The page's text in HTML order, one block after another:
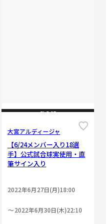
CLOSE
大宮アルディージャ
【6/24メンバー入り18選
手】公式試合球実使用・直
筆サイン入り
2022年6月27日(月)18:00
2022年6月30日(木)22:10